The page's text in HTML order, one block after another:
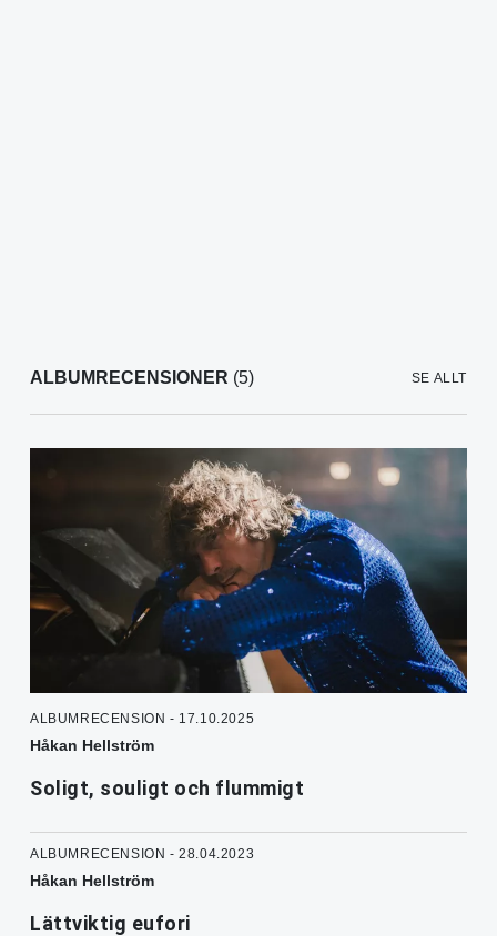
ALBUMRECENSIONER (5) SE ALLT
ALBUMRECENSION - 17.10.2025
Håkan Hellström
Soligt, souligt och flummigt
ALBUMRECENSION - 28.04.2023
Håkan Hellström
Lättviktig eufori